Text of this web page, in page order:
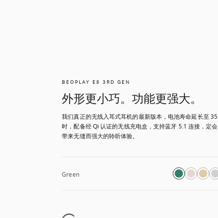
BEOPLAY E8 3RD GEN
外形更小巧。功能更强大。
我们真正的无线入耳式耳机的最新版本，电池寿命延长至
时，配备经 Qi 认证的无线充电盒，支持蓝牙 5.1 连接，定
带来无缝而强大的聆听体验。
Green